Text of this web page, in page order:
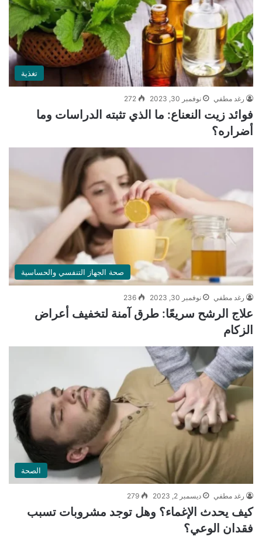
تغذية
رغد مطفي نوفمبر 30, 2023 272
فوائد زيت النعناع: ما الذي تثبته الدراسات وما
أضراره؟
صحة الجهاز التنفسي والحساسية
رغد مطفي نوفمبر 30, 2023 236
علاج الرشح سريعًا: طرق آمنة لتخفيف أعراض
الزكام
الصحة
رغد مطفي ديسمبر 2, 2023 279
كيف يحدث الإغماء؟ وهل توجد مشروبات تسبب
فقدان الوعي؟